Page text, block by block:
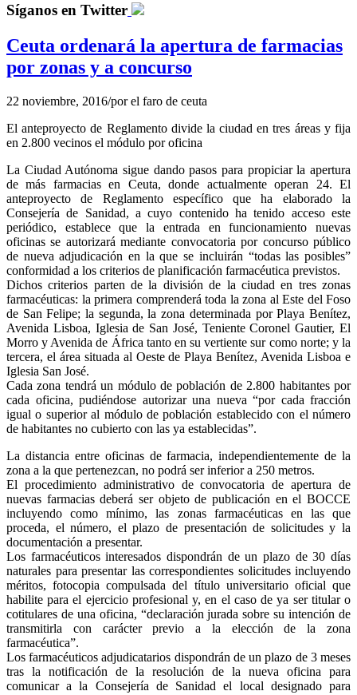
Síganos en Twitter
Ceuta ordenará la apertura de farmacias
por zonas y a concurso
22 noviembre, 2016/porel faro de ceuta
El anteproyecto de Reglamento divide la ciudad en tres áreas y fija
en 2.800 vecinos el módulo por oficina
La Ciudad Autónoma sigue dando pasos para propiciar la apertura
de más farmacias en Ceuta, donde actualmente operan 24. El
anteproyecto de Reglamento específico que ha elaborado la
Consejería de Sanidad, a cuyo contenido ha tenido acceso este
periódico, establece que la entrada en funcionamiento nuevas
oficinas se autorizará mediante convocatoria por concurso público
de nueva adjudicación en la que se incluirán “todas las posibles”
conformidad a los criterios de planificación farmacéutica previstos.
Dichos criterios parten de la división de la ciudad en tres zonas
farmacéuticas: la primera comprenderá toda la zona al Este del Foso
de San Felipe; la segunda, la zona determinada por Playa Benítez,
Avenida Lisboa, Iglesia de San José, Teniente Coronel Gautier, El
Morro y Avenida de África tanto en su vertiente sur como norte; y la
tercera, el área situada al Oeste de Playa Benítez, Avenida Lisboa e
Iglesia San José.
Cada zona tendrá un módulo de población de 2.800 habitantes por
cada oficina, pudiéndose autorizar una nueva “por cada fracción
igual o superior al módulo de población establecido con el número
de habitantes no cubierto con las ya establecidas”.
La distancia entre oficinas de farmacia, independientemente de la
zona a la que pertenezcan, no podrá ser inferior a 250 metros.
El procedimiento administrativo de convocatoria de apertura de
nuevas farmacias deberá ser objeto de publicación en el BOCCE
incluyendo como mínimo, las zonas farmacéuticas en las que
proceda, el número, el plazo de presentación de solicitudes y la
documentación a presentar.
Los farmacéuticos interesados dispondrán de un plazo de 30 días
naturales para presentar las correspondientes solicitudes incluyendo
méritos, fotocopia compulsada del título universitario oficial que
habilite para el ejercicio profesional y, en el caso de ya ser titular o
cotitulares de una oficina, “declaración jurada sobre su intención de
transmitirla con carácter previo a la elección de la zona
farmacéutica”.
Los farmacéuticos adjudicatarios dispondrán de un plazo de 3 meses
tras la notificación de la resolución de la nueva oficina para
comunicar a la Consejería de Sanidad el local designado para